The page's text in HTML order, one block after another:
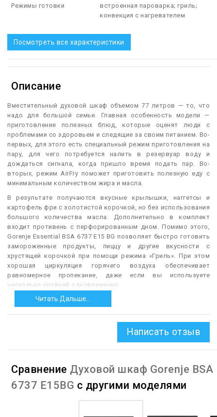
Режимы готовки
встроенная пароварка; гриль;
конвекция с нагревателем
Посмотреть все характеристики
Описание
Вместительный духовой шкаф объемом 77 литров — то, что
надо для большой семьи. Главная особенность модели —
приготовление полезных блюд, которые оценят люди с
проблемами со здоровьем и следящие за своим питанием. Во-
первых, для этого есть специальный режим приготовления на
пару, для чего потребуется налить в резервуар воду и
дождаться сигнала, когда пришло время подать пар. Во-
вторых, режим AirFry поможет приготовить полезную еду с
минимальным количеством жира и масла.
В результате получаются вкусные крылышки, наггетсы и
картофель фри с золотистой корочкой, но без использования
большого количества масла. Дополнительно в комплект
входит противень с перфорированным дном. Помимо этого,
Gorenje Essential BSA 6737 E15 BG позволяет быстро готовить
замороженные продукты, пиццу и другие вкусности с
хрустящей корочкой при помощи режима «Гриль». При этом
хорошая циркуляция горячего воздуха обеспечивает
равномерное пропекание, даже если вы используете
несколько уровней одновременно.
Также духовка оснащена дверцей с тремя стеклами и
системой плавного открытия и закрытия, телескопическими
корпуса и внутренних деталей и освещением. Во время и по
каталитическая крышка вентилятора по достижении
загрязнения и затем расщеплять их, также можно
использовать функцию очистки паром AquaClean.
— Автоматическое отключение.
Как правило, в данном
случае речь идёт о функции, обеспечивающей
Читать Дальше...
Написать отзыв
Сравнение Духовой шкаф Gorenje BSA
6737 E15BG с другими моделями